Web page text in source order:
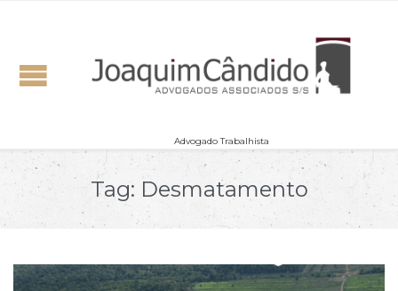
Advogado Trabalhista
Tag: Desmatamento